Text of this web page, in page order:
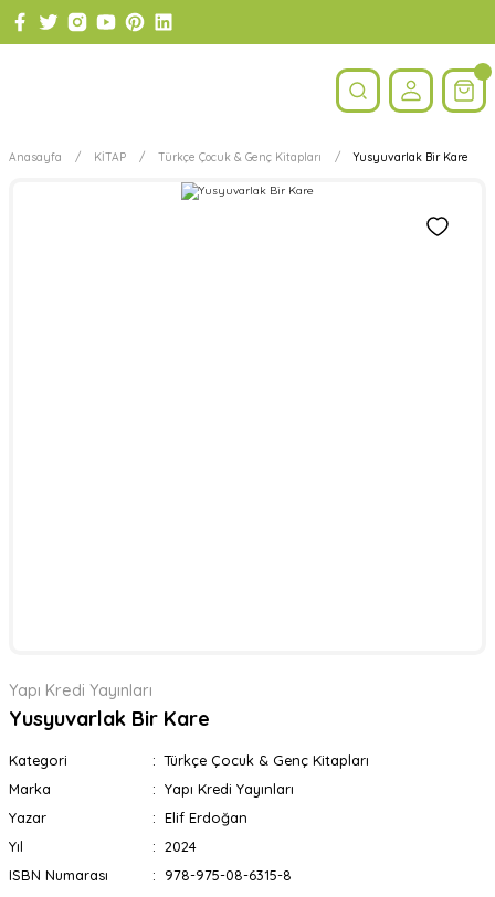
Anasayfa KİTAP Türkçe Çocuk & Genç Kitapları Yusyuvarlak Bir Kare
Yapı Kredi Yayınları
Yusyuvarlak Bir Kare
Kategori
Türkçe Çocuk & Genç Kitapları
Marka
Yapı Kredi Yayınları
Yazar
Elif Erdoğan
Yıl
2024
ISBN Numarası
978-975-08-6315-8